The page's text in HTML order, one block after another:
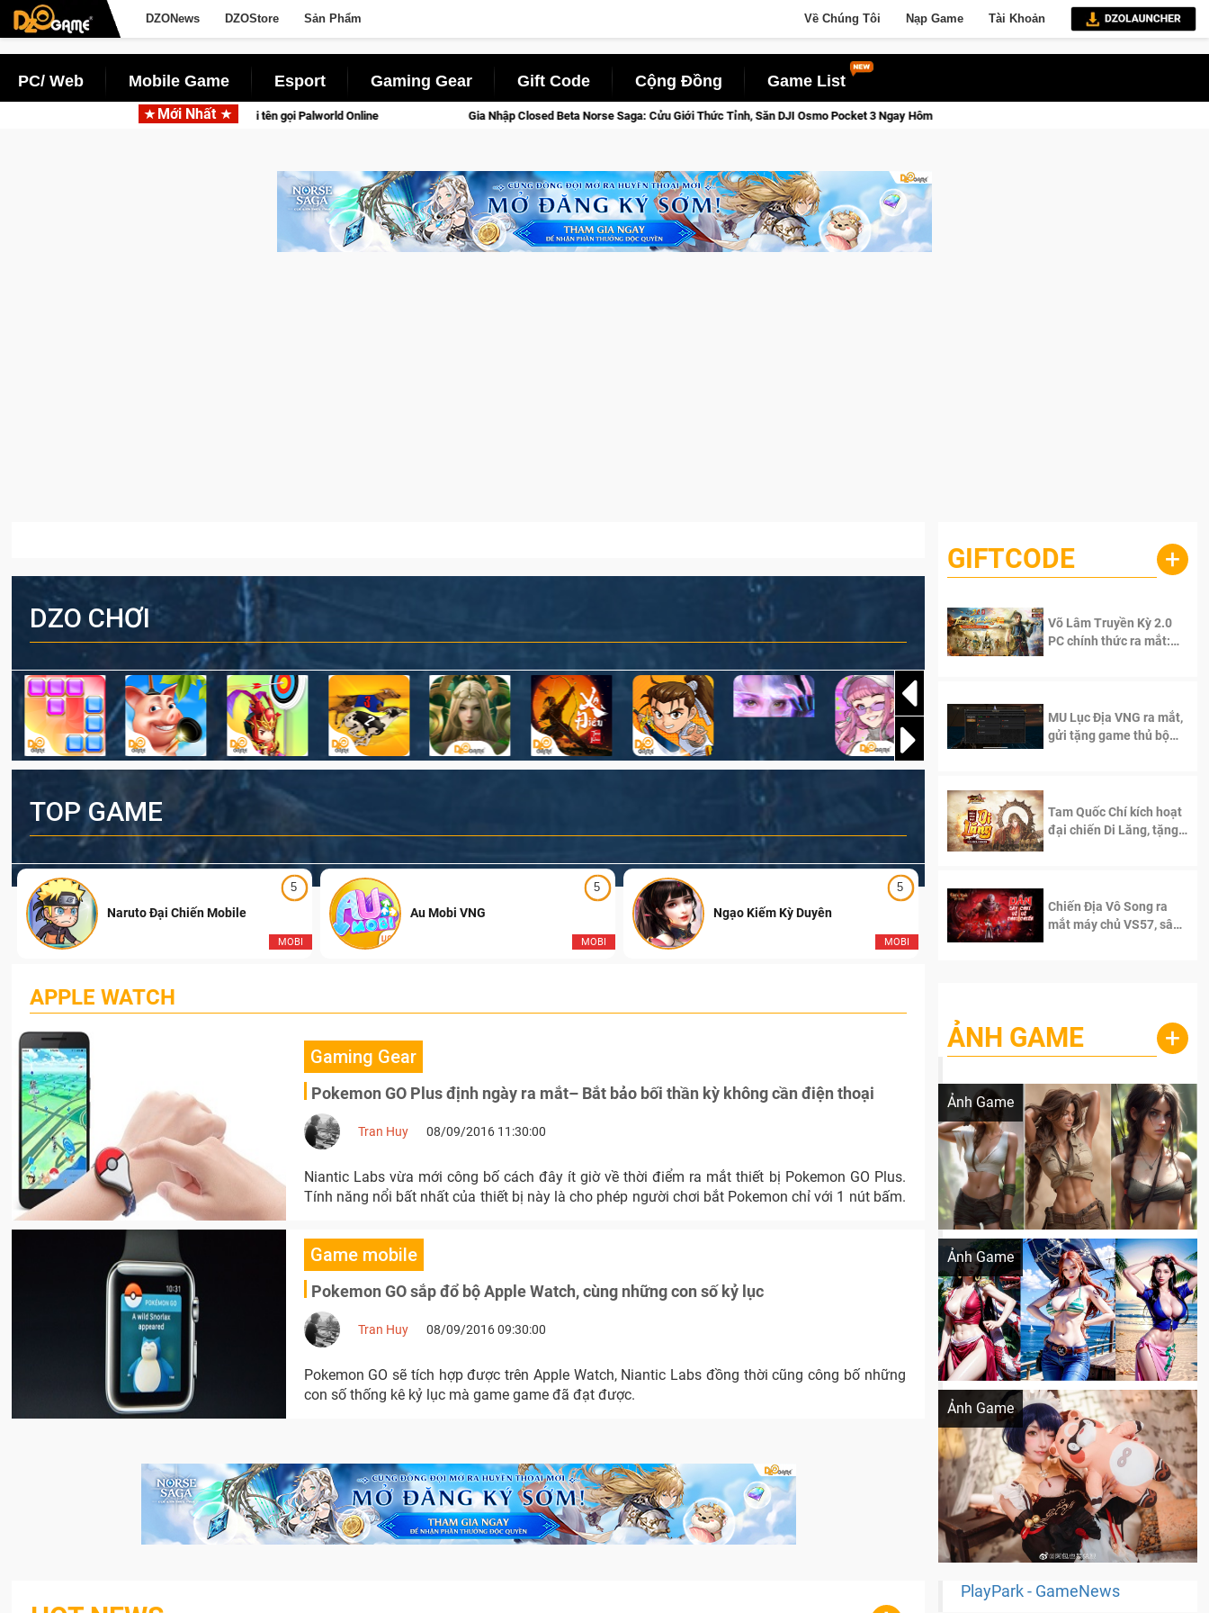
DZONews DZOStore Sản Phẩm Về Chúng Tôi Nạp Game Tài Khoản
PC/ Web Mobile Game Esport Gaming Gear Gift Code Cộng Đồng Game List
Mới Nhất
sinh tồn lên di động với tên gọi Palworld Online Gia Nhập Closed Beta Norse Saga: Cửu Giới Thức Tỉnh, Săn DJI Osmo Pocket 3 Ngay Hôm Nay Lineage W – Quyền lực và tài phú sẽ về tay kẻ đoạt
DZO CHƠI
TOP GAME
5
MOBI
Naruto Đại Chiến Mobile
5
MOBI
Au Mobi VNG
5
MOBI
Ngạo Kiếm Kỳ Duyên Ngạo Thiên Mobile
APPLE WATCH
Gaming Gear
Pokemon GO Plus định ngày ra mắt– Bắt bảo bối thần kỳ không cần điện thoại
Tran Huy 08/09/2016 11:30:00
Niantic Labs vừa mới công bố cách đây ít giờ về thời điểm ra mắt thiết bị Pokemon GO Plus.
Tính năng nổi bất nhất của thiết bị này là cho phép người chơi bắt Pokemon chỉ với 1 nút bấm.
Game mobile
Pokemon GO sắp đổ bộ Apple Watch, cùng những con số kỷ lục
Tran Huy 08/09/2016 09:30:00
Pokemon GO sẽ tích hợp được trên Apple Watch, Niantic Labs đồng thời cũng công bố những
con số thống kê kỷ lục mà game game đã đạt được.
GIFTCODE +
Võ Lâm Truyền Kỳ 2.0
PC chính thức ra mắt:
MU Lục Địa VNG ra mắt,
gửi tặng game thủ bộ
Tam Quốc Chí kích hoạt
đại chiến Di Lăng, tặng
Chiến Địa Vô Song ra
mắt máy chủ VS57, sân
ẢNH GAME +
Ảnh Game
Lala Croft vừa nóng vừa xinh dưới nét vẽ
Ảnh Game
Khi AI Cosplay gái đẹp One Piece
Ảnh Game
Cosplay Xiangling siêu cute
PlayPark - GameNews